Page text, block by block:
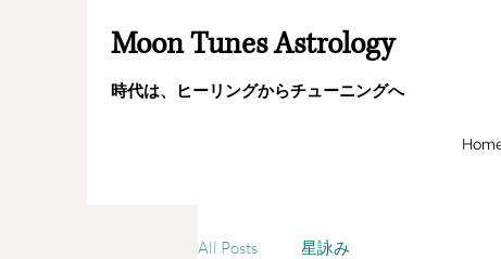
Moon Tunes Astrology
時代は、ヒーリングからチューニングへ
All Posts 星詠み